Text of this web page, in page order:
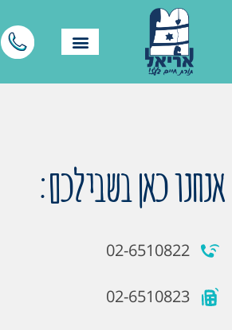
אנחנו כאן בשבילכם:
02-6510822
02-6510823